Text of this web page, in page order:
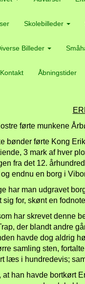
Skolebilleder
Billeder
Kontakt Åbningstider
førte munkene
bønder førte Kong
3 mark af hver
fra det 12.
endnu en borg i
har man udgravet
sig for, skønt en
har skrevet denne
der blandt andre
havde dog aldrig
samling sten,
læs i hundredevis;
at han havde bortkørt